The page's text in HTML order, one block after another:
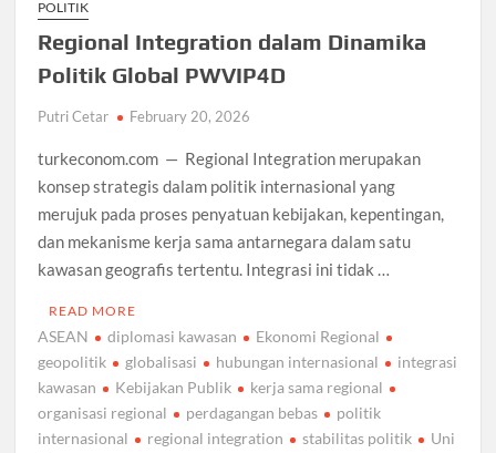
POLITIK
Regional Integration dalam Dinamika
Politik Global PWVIP4D
Putri Cetar February 20, 2026
turkeconom.com — Regional Integration merupakan
konsep strategis dalam politik internasional yang
merujuk pada proses penyatuan kebijakan, kepentingan,
dan mekanisme kerja sama antarnegara dalam satu
kawasan geografis tertentu. Integrasi ini tidak …
READ MORE
ASEAN diplomasi kawasan
Ekonomi Regional
geopolitik
globalisasi hubungan internasional
integrasi
kawasan
Kebijakan Publik
kerja sama regional
organisasi regional
perdagangan bebas
politik
internasional
regional integration stabilitas politik
Uni